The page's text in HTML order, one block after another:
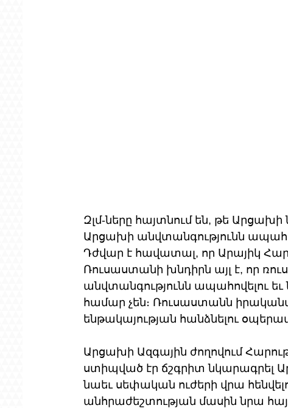
Զլմ-ները հայտնում են, թե
Արցախի անվտանգությունն
Դժվար է հավատալ, որ Արայիկ
Ռուսաստանի խնդիրն այլ է, որ
անվտանգությունն ապահովելու
համար չեն։ Ռուսաստանն
ենթակայության հանձնելու
Արցախի Ազգային ժողովում
ստիպված էր ճշգրիտ նկարագրել
նաեւ սեփական ուժերի վրա
անհրաժեշտության մասին նրա